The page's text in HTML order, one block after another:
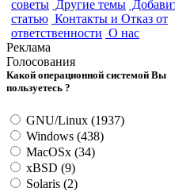
советы Другие темы
статью Контакты и Отказ от
ответственности О нас
Реклама
Голосования
Какой операционной системой Вы
пользуетесь ?
GNU/Linux (1937)
Windows (438)
MacOSx (34)
xBSD (9)
Solaris (2)